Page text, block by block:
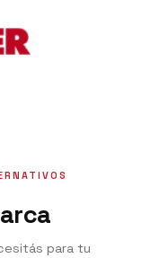
para tu